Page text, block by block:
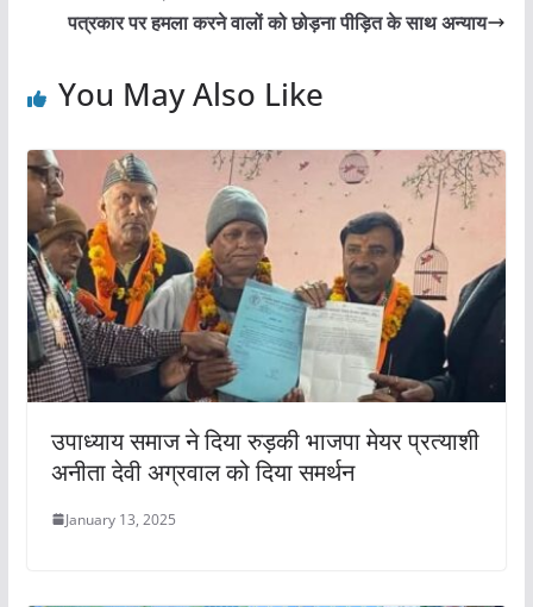
o
k
p
पत्रकार पर हमला करने वालों को छोड़ना पीड़ित के साथ अन्याय
You May Also Like
उपाध्याय समाज ने दिया रुड़की भाजपा मेयर प्रत्याशी
अनीता देवी अग्रवाल को दिया समर्थन
January 13, 2025